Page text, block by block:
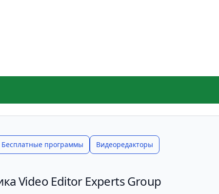
Бесплатные программы Видеоредакторы
Video Editor Experts Group